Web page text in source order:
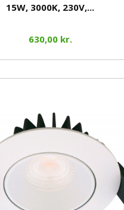
15W, 3000K, 230V,...
630,00 kr.